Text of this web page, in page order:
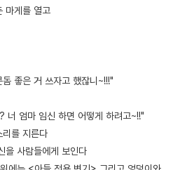
마게를 열고
좋은 거 쓰자고 했잖니~!!!"
너 엄마 임신 하면 어떻게 하려고~!!"
를 지른다
을 사람들에게 보인다